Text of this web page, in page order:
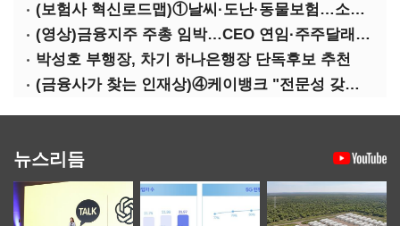
(보험사 혁신로드맵)①날씨·도난·동물보험…소액단기보험사 설립 추진
(영상)금융지주 주총 임박…CEO 연임·주주달래기 화두로
박성호 부행장, 차기 하나은행장 단독후보 추천
(금융사가 찾는 인재상)④케이뱅크 "전문성 갖고 협업 능숙한지 살필것"
뉴스리듬